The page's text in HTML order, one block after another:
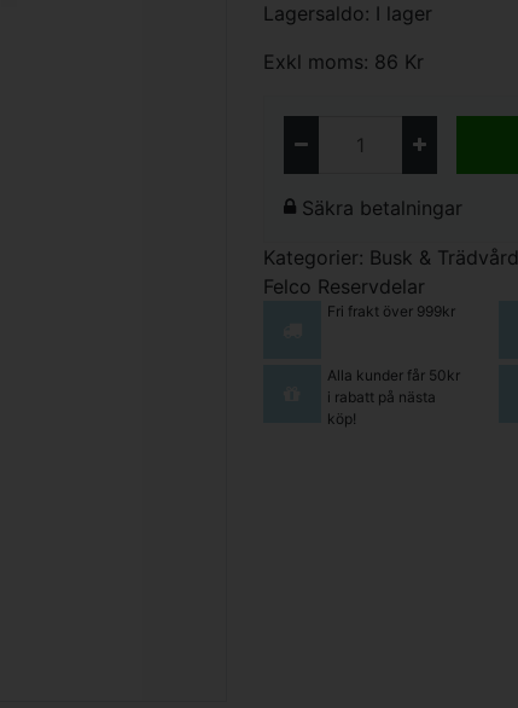
Lagersaldo: I lager
Exkl moms: 86 Kr
Säkra betalningar
Kategorier: Busk & Trädvård
Felco Reservdelar
Fri frakt över 999kr
Alla kunder får 50kr
i rabatt på nästa
köp!